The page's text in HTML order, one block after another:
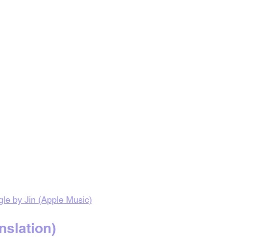
by Jin (Apple Music)